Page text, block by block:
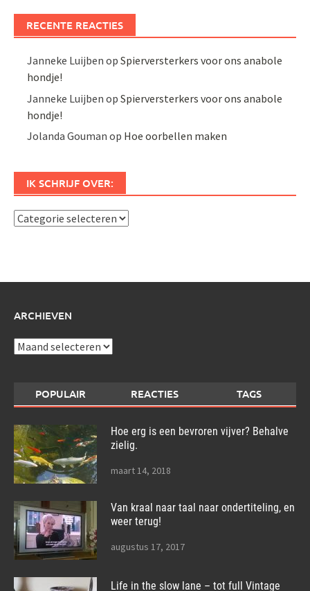
RECENTE REACTIES
Janneke Luijben opSpierversterkers voor ons anabole
hondje!
Janneke Luijben opSpierversterkers voor ons anabole
hondje!
Jolanda Gouman op Hoe oorbellen maken
IK SCHRIJF OVER:
Ik
ARCHIEVEN
Archieven
POPULAIR REACTIES TAGS
Hoe erg is een bevroren vijver? Behalve
zielig.
maart 14, 2018
Van kraal naar taal naar ondertiteling, en
weer terug!
augustus 17, 2017
Life in the slow lane – tot full Vintage